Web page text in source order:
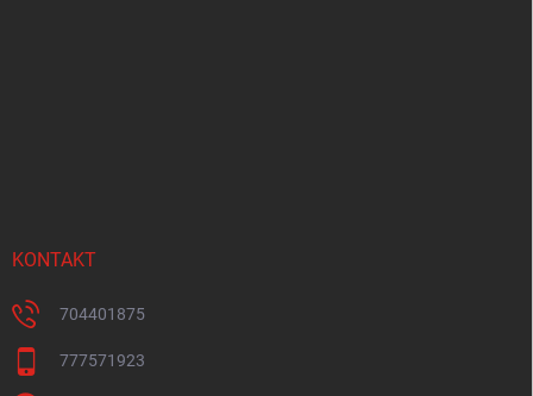
KONTAKT
704401875
777571923